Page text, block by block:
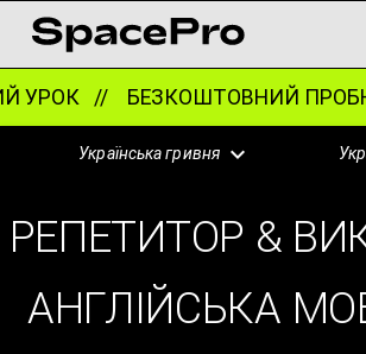
//БЕЗКОШТОВНИЙ ПРОБНИЙ
Українська гривня
РЕПЕТИТОР &
АНГЛІЙСЬКА